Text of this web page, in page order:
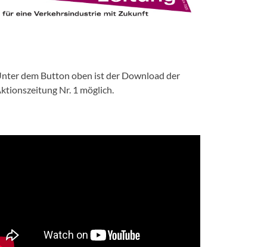
dem Button oben ist der Download der
Nr. 1 möglich.